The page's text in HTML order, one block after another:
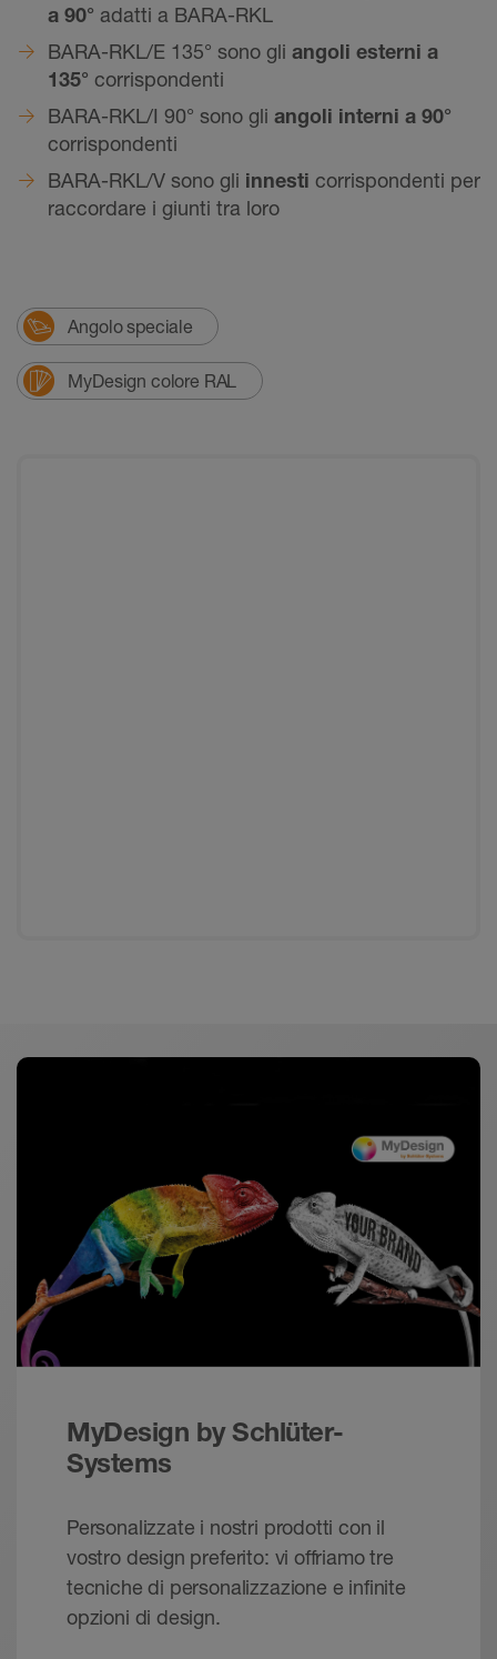
a 90° adatti a BARA-RKL
BARA-RKL/E 135° sono gli angoli esterni a
135° corrispondenti
BARA-RKL/I 90° sono gli angoli interni a 90°
corrispondenti
BARA-RKL/V sono gli innesti corrispondenti per
raccordare i giunti tra loro
Angolo speciale
MyDesign colore RAL
MyDesign by Schlüter-
Systems
Personalizzate i nostri prodotti con il
vostro design preferito: vi offriamo tre
tecniche di personalizzazione e infinite
opzioni di design.